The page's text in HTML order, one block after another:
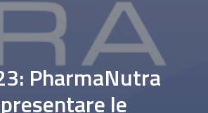
PharmaNutra
le